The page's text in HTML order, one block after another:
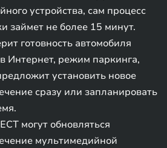
устройства, сам процесс
займет не более 15 минут.
готовность автомобиля
Интернет, режим паркинга,
установить новое
сразу или запланировать
могут обновляться
мультимедийной